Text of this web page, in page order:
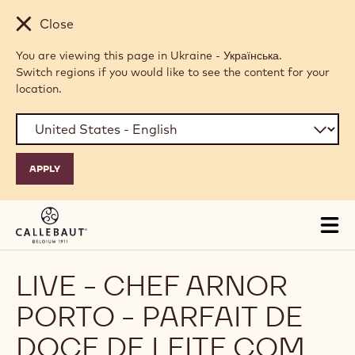
Skip to main content
Close
You are viewing this page in Ukraine - Українська.
Switch regions if you would like to see the content for your
location.
LIVE - CHEF ARNOR
PORTO - PARFAIT DE
DOCE DE LEITE COM